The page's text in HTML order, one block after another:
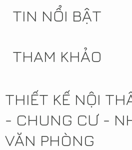
TIN NỔI BẬT
THAM KHẢO
THIẾT KẾ NỘI
- CHUNG CƯ -
VĂN PHÒNG